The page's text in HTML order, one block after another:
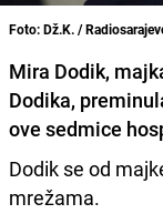
Foto: Dž.K. /
Mira Dodik,
Dodika,
ove sedmice
Dodik se od
mrežama.